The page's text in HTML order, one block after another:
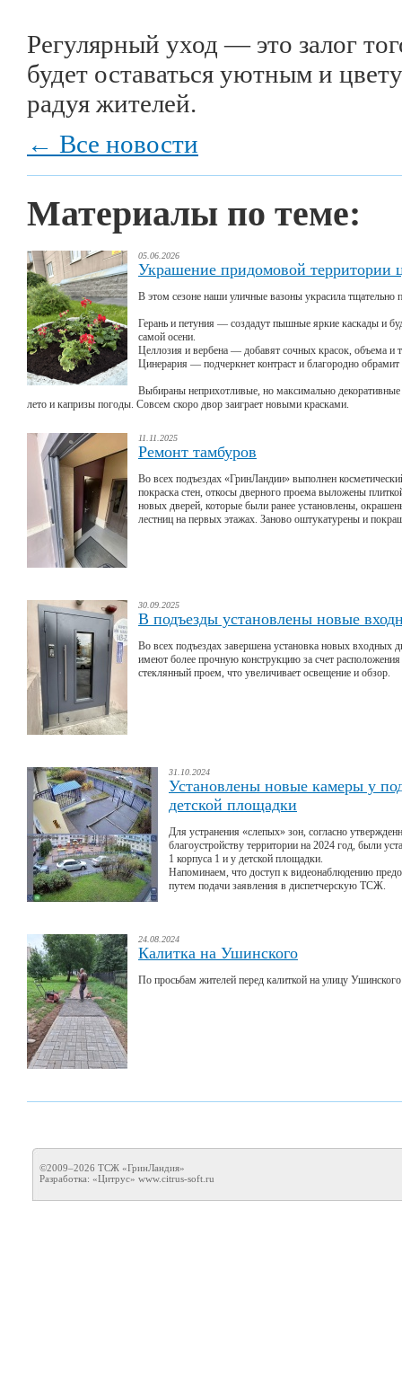
Регулярный уход — это залог
будет оставаться уютным и
радуя жителей.
← Все новости
Материалы по теме:
05.06.2026
Украшение придомовой территории
В этом сезоне наши уличные вазоны украсила тщательно
Герань и петуния — создадут пышные яркие каскады и
самой осени.
Целлозия и вербена — добавят сочных красок, объема и
Цинерария — подчеркнет контраст и благородно
Выбираны неприхотливые, но максимально декоративные
лето и капризы погоды. Совсем скоро двор заиграет новыми красками.
11.11.2025
Ремонт тамбуров
Во всех подъездах «ГринЛандии» выполнен
покраска стен, откосы дверного проема выложены
новых дверей, которые были ранее установлены,
лестниц на первых этажах. Заново оштукатурены и
30.09.2025
В подъезды установлены новые
Во всех подъездах завершена установка новых
имеют более прочную конструкцию за счет
стеклянный проем, что увеличивает освещение и обзор.
31.10.2024
Установлены новые камеры у
детской площадки
Для устранения «слепых» зон, согласно
благоустройству территории на 2024 год, были
1 корпуса 1 и у детской площадки.
Напоминаем, что доступ к видеонаблюдению
путем подачи заявления в диспетчерскую ТСЖ.
24.08.2024
Калитка на Ушинского
По просьбам жителей перед калиткой на улицу
©2009–2026 ТСЖ «ГринЛандия»
Разработка: «Цитрус» www.citrus-soft.ru